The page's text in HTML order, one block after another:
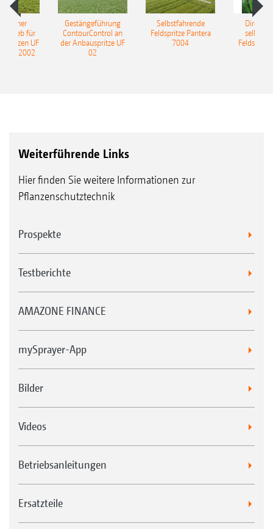
für
UF
UF 2002
Gestängeführung
ContourControl an
der Anbauspritze UF
02
Selbstfahrende
Feldspritze Pantera
7004
Weiterführende Links
Hier finden Sie weitere Informationen zur
Pflanzenschutztechnik
Prospekte
Testberichte
AMAZONE FINANCE
mySprayer-App
Bilder
Videos
Betriebsanleitungen
Ersatzteile